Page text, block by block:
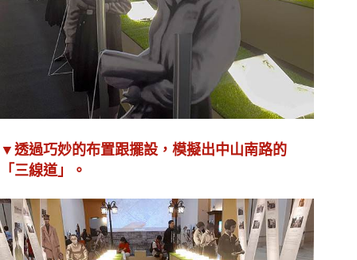
▼透過巧妙的布置跟擺設，模擬出中山南路的
「三線道」。